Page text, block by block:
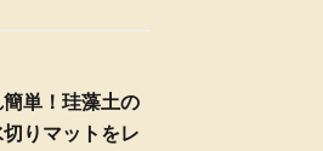
単！珪藻土の
りマットをレ